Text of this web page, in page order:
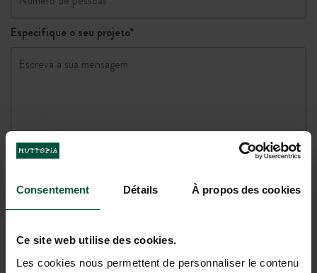
Consentement Détails À propos des cookies
Ce site web utilise des cookies.
Les cookies nous permettent de personnaliser le contenu
Especifique o seu projeto*
Quer receber as nossas ofertas promocionais para
Quer receber a newsletter HUTTOPIA?
As informações recolhidas permitem-nos responder ao seu
pedido. Elas são transmitidas aos serviços competentes dentro da